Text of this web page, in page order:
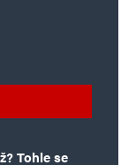
Tohle se